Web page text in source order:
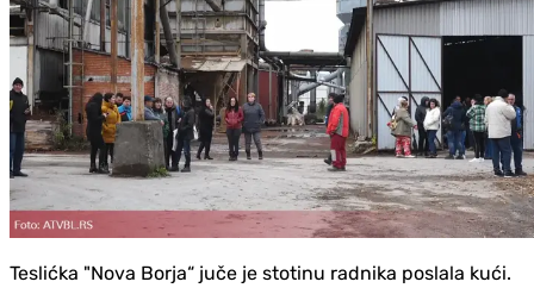
Teslićka "Nova Borja“ juče je stotinu radnika poslala kući.